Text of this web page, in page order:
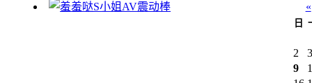
«
日
2
3
9